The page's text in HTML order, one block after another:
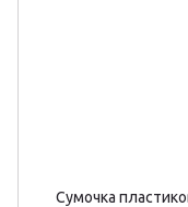
Сумочка